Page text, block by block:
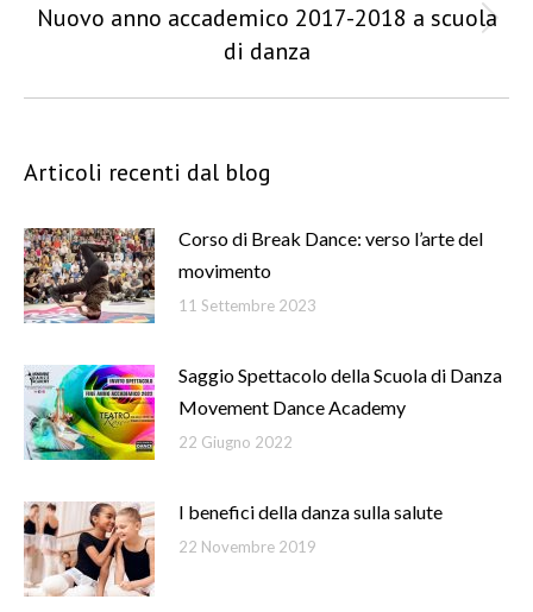
Next
post:
Nuovo anno accademico 2017-2018 a scuola
di danza
Articoli recenti dal blog
Corso di Break Dance: verso l’arte del
movimento
11 Settembre 2023
Saggio Spettacolo della Scuola di Danza
Movement Dance Academy
22 Giugno 2022
I benefici della danza sulla salute
22 Novembre 2019